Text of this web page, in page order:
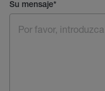
Su mensaje*